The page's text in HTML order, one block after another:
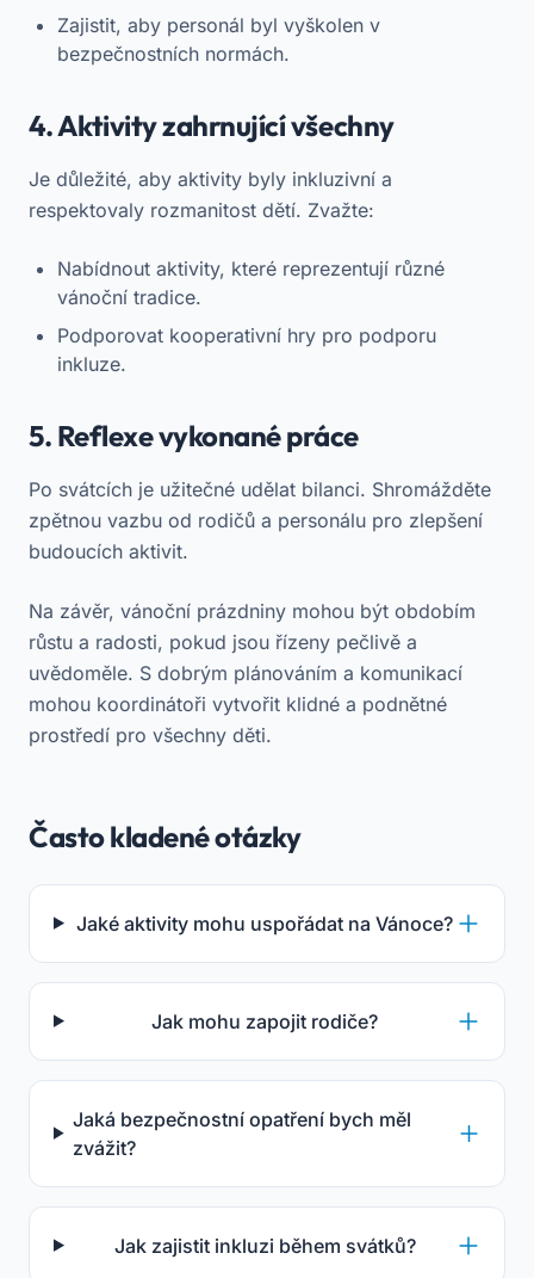
Zajistit, aby personál byl vyškolen v
bezpečnostních normách.
4. Aktivity zahrnující všechny
Je důležité, aby aktivity byly inkluzivní a
respektovaly rozmanitost dětí. Zvažte:
Nabídnout aktivity, které reprezentují různé
vánoční tradice.
Podporovat kooperativní hry pro podporu
inkluze.
5. Reflexe vykonané práce
Po svátcích je užitečné udělat bilanci. Shromážděte
zpětnou vazbu od rodičů a personálu pro zlepšení
budoucích aktivit.
Na závěr, vánoční prázdniny mohou být obdobím
růstu a radosti, pokud jsou řízeny pečlivě a
uvědoměle. S dobrým plánováním a komunikací
mohou koordinátoři vytvořit klidné a podnětné
prostředí pro všechny děti.
Často kladené otázky
Jaké aktivity mohu uspořádat na Vánoce?
Jak mohu zapojit rodiče?
Jaká bezpečnostní opatření bych měl
zvážit?
Jak zajistit inkluzi během svátků?